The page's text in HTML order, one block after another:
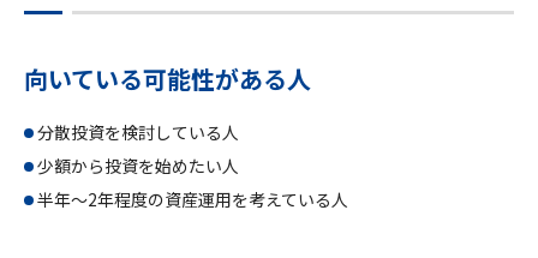
向いている可能性がある人
分散投資を検討している人
少額から投資を始めたい人
半年～2年程度の資産運用を考えている人